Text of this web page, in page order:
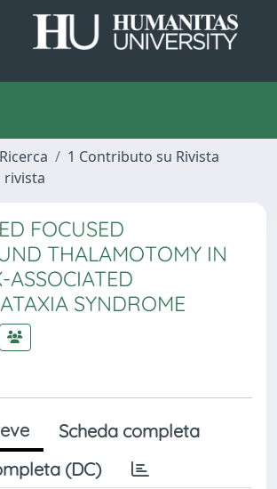
1 Contributo su Rivista
rivista
FOCUSED
THALAMOTOMY IN
ASSOCIATED
SYNDROME
Scheda completa
(DC)